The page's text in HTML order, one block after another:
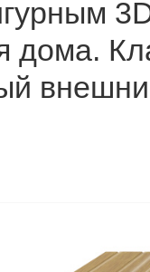
дома.